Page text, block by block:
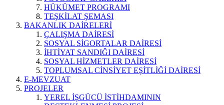
HÜKÜMET PROGRAMI
TEŞKİLAT ŞEMASI
BAKANLIK DAİRELERİ
ÇALIŞMA DAİRESİ
SOSYAL SİGORTALAR DAİRESİ
İHTİYAT SANDIĞI DAİRESİ
SOSYAL HİZMETLER DAİRESİ
TOPLUMSAL CİNSİYET EŞİTLİĞİ DAİRESİ
E-MEVZUAT
PROJELER
YEREL İŞGÜCÜ İSTİHDAMININ